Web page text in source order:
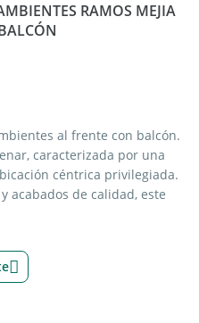
RAMOS MEJIA
al frente con balcón.
caracterizada por una
céntrica privilegiada.
acabados de calidad, este
comodidad y practicidad
pierdas la oportunidad de